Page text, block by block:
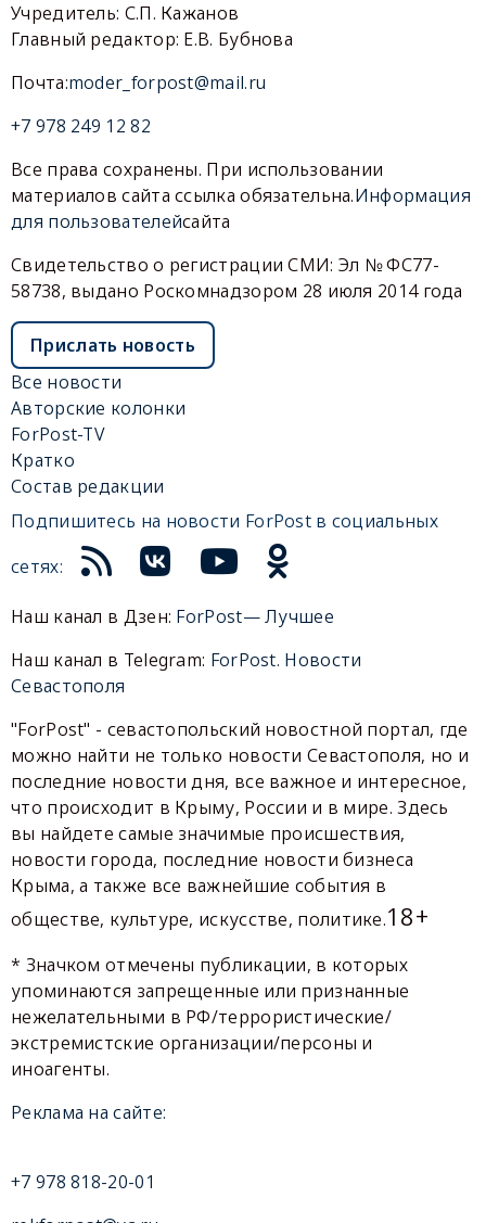
Учредитель: С.П. Кажанов
Главный редактор: Е.В. Бубнова
Почта:moder_forpost@mail.ru
+7 978 249 12 82
Все права сохранены. При использовании
материалов сайта ссылка обязательна.Информация
для пользователейсайта
Свидетельство о регистрации СМИ: Эл № ФС77-
58738, выдано Роскомнадзором 28 июля 2014 года
Прислать новость
Все новости
Авторские колонки
ForPost-TV
Кратко
Состав редакции
Подпишитесь на новости ForPost в социальных
сетях:
Наш канал в Дзен: ForPost— Лучшее
Наш канал в Telegram: ForPost. Новости
Севастополя
"ForPost" - севастопольский новостной портал, где
можно найти не только новости Севастополя, но и
последние новости дня, все важное и интересное,
что происходит в Крыму, России и в мире. Здесь
вы найдете самые значимые происшествия,
новости города, последние новости бизнеса
Крыма, а также все важнейшие события в
обществе, культуре, искусстве, политике.18+
* Значком отмечены публикации, в которых
упоминаются запрещенные или признанные
нежелательными в РФ/террористические/
экстремистские организации/персоны и
иноагенты.
Реклама на сайте:
+7 978 818-20-01